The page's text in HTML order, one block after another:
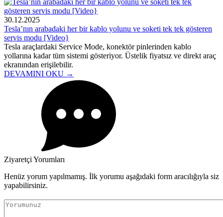
30.12.2025
Tesla’nın arabadaki her bir kablo yolunu ve soketi tek tek gösteren
servis modu [Video}
Tesla araçlardaki Service Mode, konektör pinlerinden kablo
yollarına kadar tüm sistemi gösteriyor. Üstelik fiyatsız ve direkt araç
ekranından erişilebilir.
DEVAMINI OKU →
Ziyaretçi Yorumları
Henüz yorum yapılmamış. İlk yorumu aşağıdaki form aracılığıyla siz
yapabilirsiniz.